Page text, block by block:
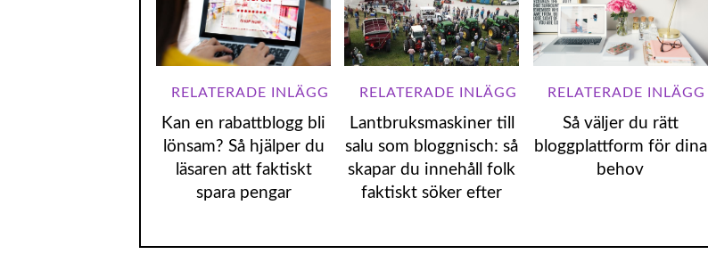
Kan en rabattblogg bli
lönsam? Så hjälper du
läsaren att faktiskt
spara pengar
Lantbruksmaskiner till
salu som bloggnisch: så
skapar du innehåll folk
faktiskt söker efter
Så väljer du rätt
bloggplattform för dina
behov